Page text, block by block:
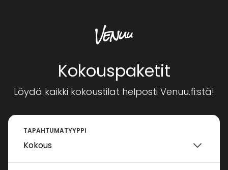
Kokouspaketit
Löydä kaikki kokoustilat helposti Venuu.fi:stä!
TAPAHTUMATYYPPI